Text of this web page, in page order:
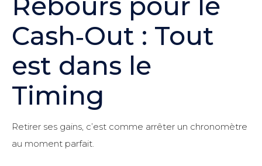
Cash‑Out : Tout
est dans le
Timing
Retirer ses gains, c’est comme arrêter un chronomètre
au moment parfait.